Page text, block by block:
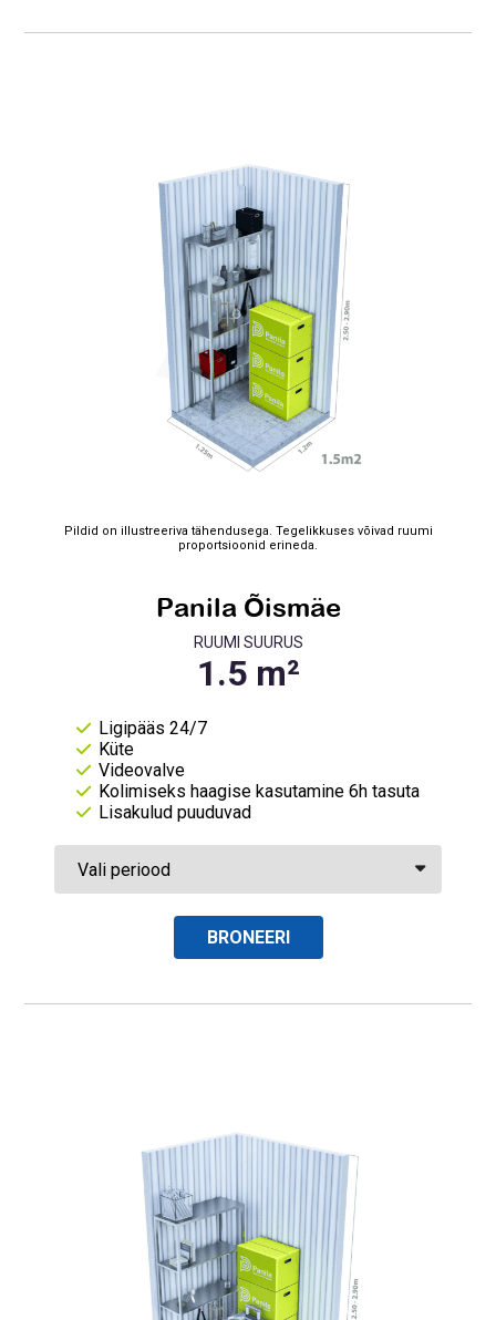
Pildid on illustreeriva tähendusega. Tegelikkuses võivad ruumi
proportsioonid erineda.
Panila Õismäe
RUUMI SUURUS
Ligipääs 24/7
Küte
Videovalve
Kolimiseks haagise kasutamine 6h tasuta
Lisakulud puuduvad
BRONEERI